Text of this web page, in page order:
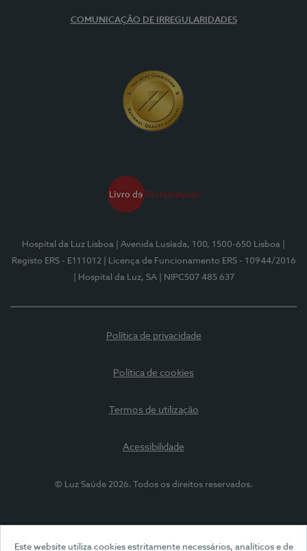
Este website utiliza cookies estritamente necessários, analíticos e de
COMUNICAÇÃO DE IRREGULARIDADES
Hospital da Luz Lisboa | Avenida Lusíada, 100, 1500-650 Lisboa
Registo ERS - E111012
| Licença de Funcionamento ERS - 10944/2016
| Hospital da Luz, SA
| NIPC507 485 637
Política de privacidade
Política de cookies
Termos de utilização
Acessibilidade
© Luz Saúde 2026. Todos os direitos reservados.